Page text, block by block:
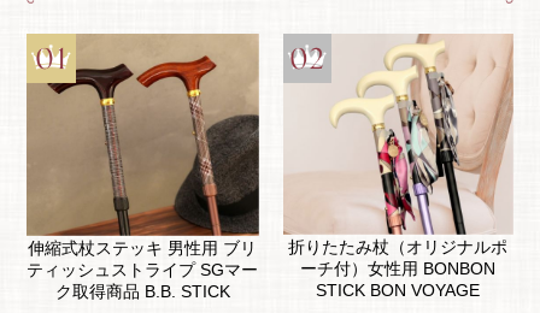
伸縮式杖ステッキ 男性用 ブリ
ティッシュストライプ SGマー
ク取得商品 B.B. STICK
折りたたみ杖（オリジナルポ
ーチ付）女性用 BONBON
STICK BON VOYAGE